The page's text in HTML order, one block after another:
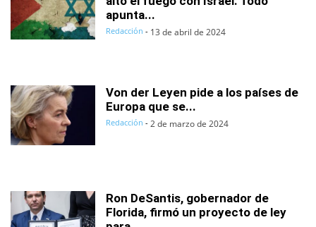
apunta...
Redacción - 13 de abril de 2024
Von der Leyen pide a los países de
Europa que se...
Redacción - 2 de marzo de 2024
Ron DeSantis, gobernador de
Florida, firmó un proyecto de ley